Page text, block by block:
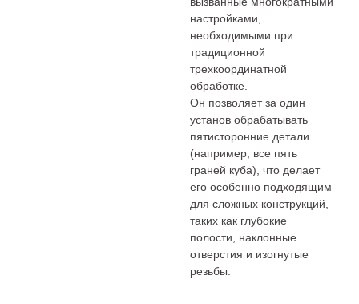
настройками,
необходимыми при
традиционной
трехкоординатной
обработке.
Он позволяет за один
установ обрабатывать
пятисторонние детали
(например, все пять
граней куба), что делает
его особенно подходящим
для сложных конструкций,
таких как глубокие
полости, наклонные
отверстия и изогнутые
резьбы.